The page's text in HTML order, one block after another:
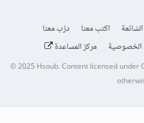
اكتب معنا
درّب معنا
الخصوصية مركز المساعدة
© 2025Hsoub.Content licensed under